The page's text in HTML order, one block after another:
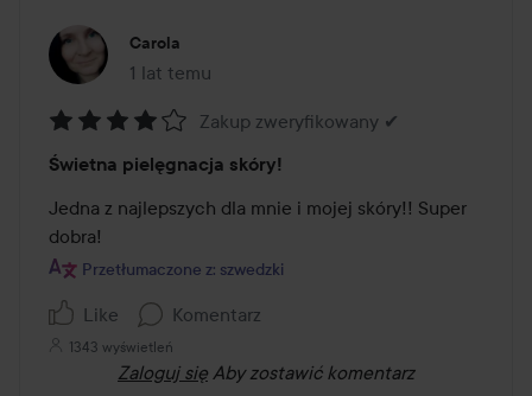
Carola
1 lat temu
Post został utworzony 1 lat temu
4
z
5
Zakup zweryfikowany ✔
Świetna pielęgnacja skóry!
Jedna z najlepszych dla mnie i mojej skóry!! Super
dobra!
Przetłumaczone z: szwedzki
Like Komentarz
1343 wyświetleń
Zaloguj się Aby zostawić komentarz